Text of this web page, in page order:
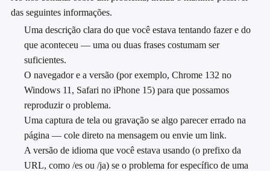
das seguintes informações.
Uma descrição clara do que você estava tentando fazer e do
que aconteceu — uma ou duas frases costumam ser
suficientes.
O navegador e a versão (por exemplo, Chrome 132 no
Windows 11, Safari no iPhone 15) para que possamos
reproduzir o problema.
Uma captura de tela ou gravação se algo parecer errado na
página — cole direto na mensagem ou envie um link.
A versão de idioma que você estava usando (o prefixo da
URL, como /es ou /ja) se o problema for específico de uma